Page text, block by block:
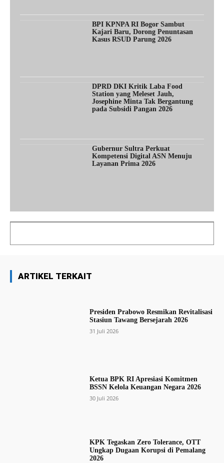
BPI KPNPA RI Bogor Sambut
Kajari Baru, Dorong Penuntasan
Kasus RSUD Parung 2026
DPRD DKI Kritik Laba Food
Station yang Meleset Jauh,
Josephine Minta Tak Bergantung
pada Subsidi Pangan 2026
Gubernur Sultra Perkuat
Kompetensi Digital ASN Menuju
Layanan Prima 2026
ARTIKEL TERKAIT
Presiden Prabowo Resmikan Revitalisasi
Stasiun Tawang Bersejarah 2026
31 Juli 2026
Ketua BPK RI Apresiasi Komitmen
BSSN Kelola Keuangan Negara 2026
30 Juli 2026
KPK Tegaskan Zero Tolerance, OTT
Ungkap Dugaan Korupsi di Pemalang
2026